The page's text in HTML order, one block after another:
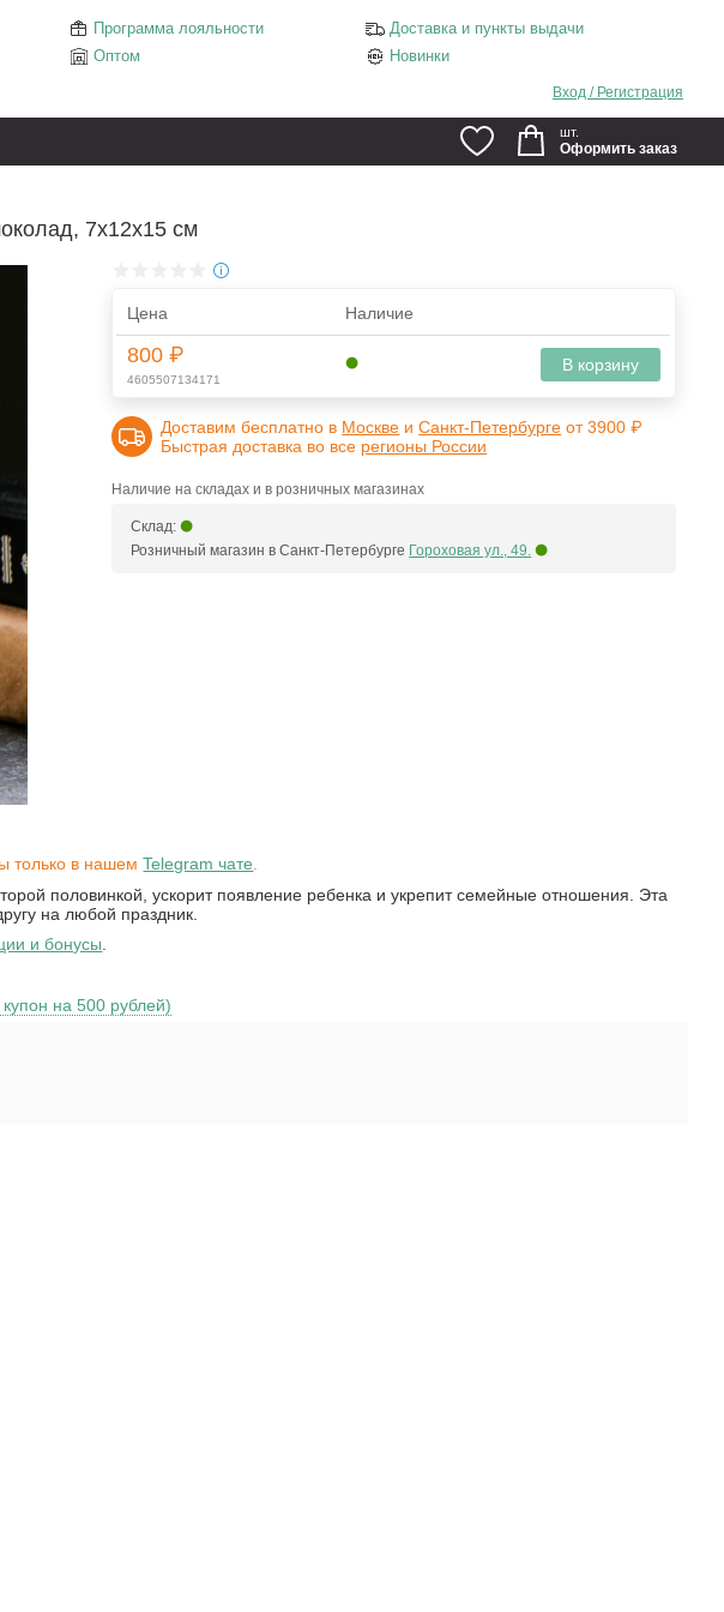
Программа лояльности
Доставка и пункты выдачи
Оптом
Новинки
Вход / Регистрация
Оформить заказ
шт.
7х12х15 см
Цена Наличие
800 ₽
4605507134171
В корзину
Доставим бесплатно в Москве иСанкт-Петербурге от 3900 ₽
Быстрая доставка во все регионы России
Наличие на складах и в розничных магазинах
Склад:
Розничный магазин в Санкт-Петербурге Гороховая ул., 49.
только в нашемTelegram чате
половинкой, ускорит появление ребенка и укрепит семейные отношения. Эта
на любой праздник.
и бонусы.
купон на 500 рублей)